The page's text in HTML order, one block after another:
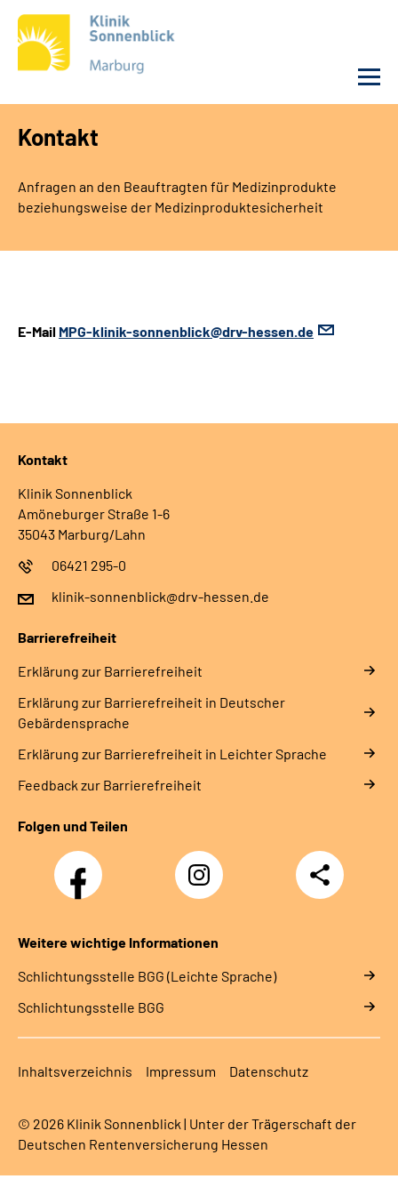
Unsere Klinik
Unsere Angebote
Sozialdienste & Zuweisende
Kontakt
Anfragen an den Beauftragten für Medizinprodukte
beziehungsweise der Medizinproduktesicherheit
E-Mail MPG-klinik-sonnenblick@drv-hessen.de
Kontakt
Klinik Sonnenblick
Amöneburger Straße 1-6
35043 Marburg/Lahn
06421 295-0
klinik-sonnenblick@drv-hessen.de
Barrierefreiheit
Erklärung zur Barrierefreiheit
Erklärung zur Barrierefreiheit in Deutscher
Gebärdensprache
Erklärung zur Barrierefreiheit in Leichter Sprache
Feedback zur Barrierefreiheit
Folgen und Teilen
Facebook
Klinik
Sonnenblick
Instagram
Klinik
Sonnenblick
Teilen
Weitere wichtige Informationen
Schlich­tungs­stel­le BGG (Leichte Sprache)
Schlich­tungs­stel­le BGG
Inhaltsverzeichnis Impressum Datenschutz
© 2026 Klinik Sonnenblick | Unter der Trägerschaft der
Deutschen Rentenversicherung Hessen